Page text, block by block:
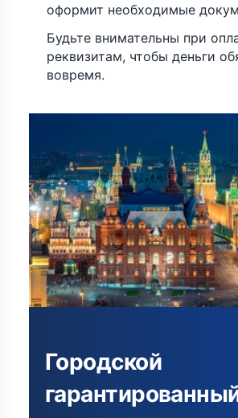
оформит необходимые
Будьте внимательны при
реквизитам, чтобы деньги
вовремя.
Городской